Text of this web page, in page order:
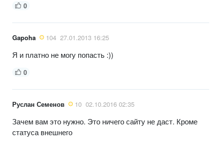
0
Gapoha 104 27.01.2013 16:25
Я и платно не могу попасть :))
0
Руслан Семенов 10 02.10.2016 02:35
Зачем вам это нужно. Это ничего сайту не даст. Кроме
статуса внешнего